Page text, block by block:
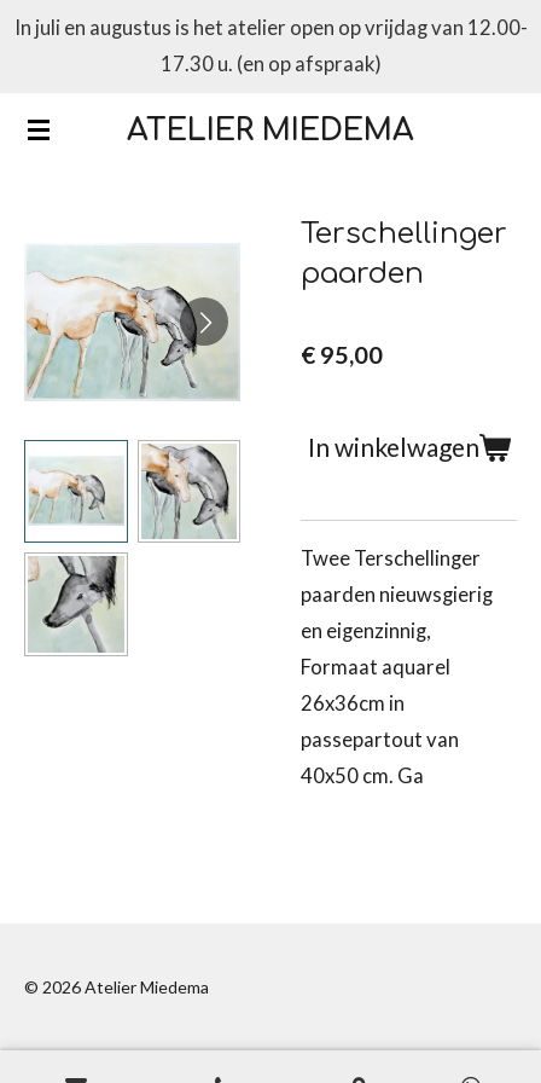
Ga
de
ATELIER MIEDEMA
In juli en augustus is het atelier open op vrijdag van 12.00-
17.30 u. (en op afspraak)
Terschellinger
paarden
€ 95,00
In winkelwagen
Twee Terschellinger
paarden nieuwsgierig
en eigenzinnig,
Formaat aquarel
26x36cm in
passepartout van
40x50 cm. Ga
© 2026 Atelier Miedema